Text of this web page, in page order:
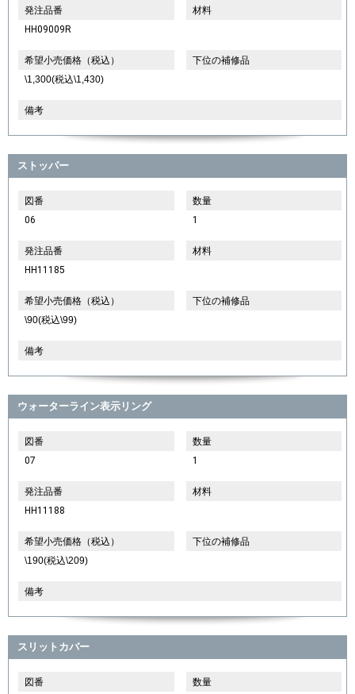
発注品番
HH09009R
材料
希望小売価格（税込）
\1,300(税込\1,430)
下位の補修品
備考
ストッパー
図番
06
数量
1
発注品番
HH11185
材料
希望小売価格（税込）
\90(税込\99)
下位の補修品
備考
ウォーターライン表示リング
図番
07
数量
1
発注品番
HH11188
材料
希望小売価格（税込）
\190(税込\209)
下位の補修品
備考
スリットカバー
図番
数量